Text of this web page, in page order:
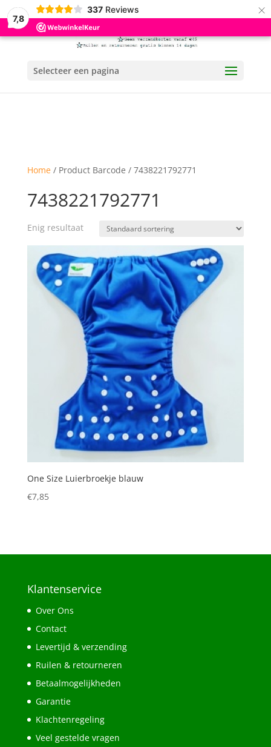
7,8
337 Reviews ×
Selecteer een pagina
Home/ Product Barcode / 7438221792771
7438221792771
Enig resultaat
One Size Luierbroekje blauw
€7,85
Klantenservice
Over Ons
Contact
Levertijd & verzending
Ruilen & retourneren
Betaalmogelijkheden
Garantie
Klachtenregeling
Veel gestelde vragen